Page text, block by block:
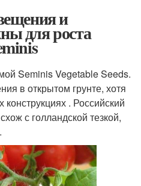
и
для роста
Seminis Vegetable Seeds.
в открытом грунте, хотя
. Российский
с голландской тезкой,